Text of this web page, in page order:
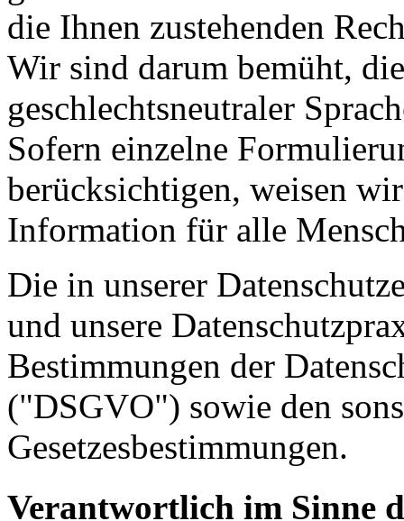
die Ihnen zustehenden
Wir sind darum bemüht,
geschlechtsneutraler
Sofern einzelne
berücksichtigen, weisen
Information für alle
Die in unserer
und unsere
Bestimmungen der
("DSGVO") sowie den
Gesetzesbestimmungen.
Verantwortlich im Sinne